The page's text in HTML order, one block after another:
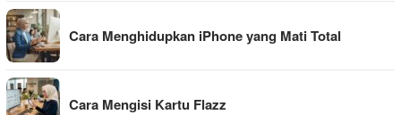
Cara Menghidupkan iPhone yang Mati Total
Cara Mengisi Kartu Flazz